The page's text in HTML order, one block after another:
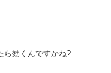
ら効くんですかね?